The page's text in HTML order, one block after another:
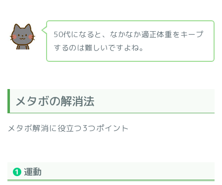
50代になると、なかなか適正体重をキープ
するのは難しいですよね。
メタボの解消法
メタボ解消に役立つ3つポイント
❶ 運動